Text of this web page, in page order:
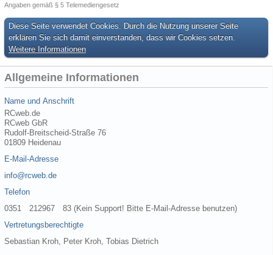
Angaben gemäß § 5 Telemediengesetz
Diese Seite verwendet Cookies. Durch die Nutzung unserer Seite
erklären Sie sich damit einverstanden, dass wir Cookies setzen.
Weitere Informationen
Allgemeine Informationen
Name und Anschrift
RCweb.de
RCweb GbR
Rudolf-Breitscheid-Straße 76
01809 Heidenau
E-Mail-Adresse
info@rcweb.de
Telefon
0351 212967 83 (Kein Support! Bitte E-Mail-Adresse benutzen)
Vertretungsberechtigte
Sebastian Kroh, Peter Kroh, Tobias Dietrich